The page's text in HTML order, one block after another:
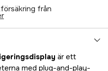
från
är ett
med plug-and-play-